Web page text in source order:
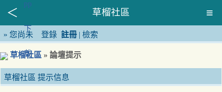
草榴社區
» 您尚未 登錄 註冊 | 檢索
草榴社區 » 論壇提示
草榴社區 提示信息